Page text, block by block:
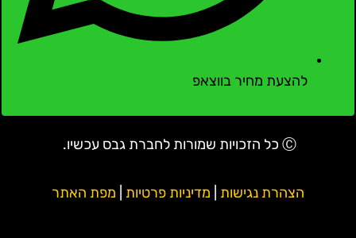
להצעת מחיר בווצאפ
Ⓒ כל הזכויות שמורות לחברת גבס עכשיו.
הצהרת נגישות| מדיניות פרטיות| מפת האתר